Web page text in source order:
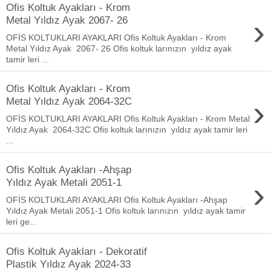
Ofis Koltuk Ayakları - Krom
Metal Yıldız Ayak 2067- 26
›
OFİS KOLTUKLARI AYAKLARI Ofis Koltuk Ayakları - Krom
Metal Yıldız Ayak 2067- 26 Ofis koltuk larınızın yıldız ayak
tamir leri ...
Ofis Koltuk Ayakları - Krom
Metal Yıldız Ayak 2064-32C
›
OFİS KOLTUKLARI AYAKLARI Ofis Koltuk Ayakları - Krom Metal
Yıldız Ayak 2064-32C Ofis koltuk larınızın yıldız ayak tamir leri
Ofis Koltuk Ayakları -Ahşap
Yıldız Ayak Metali 2051-1
›
OFİS KOLTUKLARI AYAKLARI Ofis Koltuk Ayakları -Ahşap
Yıldız Ayak Metali 2051-1 Ofis koltuk larınızın yıldız ayak tamir
leri ge...
Ofis Koltuk Ayakları - Dekoratif
Plastik Yıldız Ayak 2024-33